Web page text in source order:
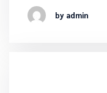
by admin